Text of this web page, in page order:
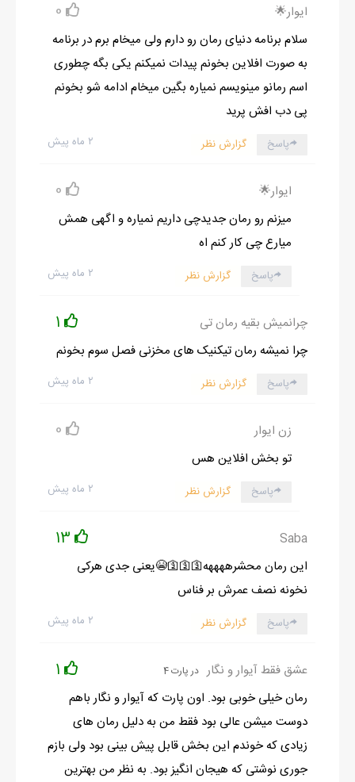
ایوار🌟 0
سلام برنامه دنیای رمان رو دارم ولی میخام برم در برنامه
به صورت افلاین بخونم پیدات نمیکنم یکی بگه چطوری
اسم رمانو مینویسم نمیاره بگین میخام ادامه شو بخونم
پی دب افش پرید
۲ ماه پیش پاسخ گزارش نظر
ایوار🌟 0
میزنم رو رمان جدیدچی داریم نمیاره و اگهی همش
میارع چی کار کنم اه
۲ ماه پیش پاسخ گزارش نظر
چرانمیش بقیه رمان تی 1
چرا نمیشه رمان تیکنیک های مخزنی فصل سوم بخونم
۲ ماه پیش پاسخ گزارش نظر
زن ایوار 0
تو بخش افلاین هس
۲ ماه پیش پاسخ گزارش نظر
Saba
13
این رمان محشرههههه🛐🛐🛐😭یعنی جدی هرکی
نخونه نصف عمرش بر فناس
۲ ماه پیش پاسخ گزارش نظر
عشق فقط آیوار و نگار در پارت 4 1
رمان خیلی خوبی بود. اون پارت که آیوار و نگار باهم
دوست میشن عالی بود فقط من به دلیل رمان های
زیادی که خوندم این بخش قابل پیش بینی بود ولی بازم
جوری نوشتی که هیجان انگیز بود. به نظر من بهترین